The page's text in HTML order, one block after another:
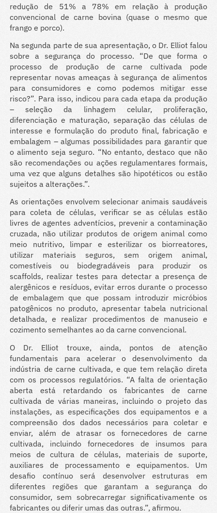
redução de 51% a 78% em relação à produção
convencional de carne bovina (quase o mesmo que
frango e porco).
Na segunda parte de sua apresentação, o Dr. Elliot falou
sobre a segurança do processo. “De que forma o
processo de produção de carne cultivada pode
representar novas ameaças à segurança de alimentos
para consumidores e como podemos mitigar esse
risco?”. Para isso, indicou para cada etapa da produção
– seleção da linhagem celular, proliferação,
diferenciação e maturação, separação das células de
interesse e formulação do produto final, fabricação e
embalagem – algumas possibilidades para garantir que
o alimento seja seguro. “No entanto, destaco que não
são recomendações ou ações regulamentares formais,
uma vez que alguns detalhes são hipotéticos ou estão
sujeitos a alterações.”.
As orientações envolvem selecionar animais saudáveis
para coleta de células, verificar se as células estão
livres de agentes adventícios, prevenir a contaminação
cruzada, não utilizar produtos de origem animal como
meio nutritivo, limpar e esterilizar os biorreatores,
utilizar materiais seguros, sem origem animal,
comestíveis ou biodegradáveis para produzir os
scaffolds, realizar testes para detectar a presença de
alergênicos e resíduos, evitar erros durante o processo
de embalagem que que possam introduzir micróbios
patogênicos no produto, apresentar tabela nutricional
detalhada, e realizar procedimentos de manuseio e
cozimento semelhantes ao da carne convencional.
O Dr. Elliot trouxe, ainda, pontos de atenção
fundamentais para acelerar o desenvolvimento da
indústria de carne cultivada, e que tem relação direta
com os processos regulatórios. “A falta de orientação
aberta está retardando os fabricantes de carne
cultivada de várias maneiras, incluindo o projeto das
instalações, as especificações dos equipamentos e a
compreensão dos dados necessários para coletar e
enviar, além de atrasar os fornecedores de carne
cultivada, incluindo fornecedores de insumos para
meios de cultura de células, materiais de suporte,
auxiliares de processamento e equipamentos. Um
desafio contínuo será desenvolver estruturas em
diferentes regiões que garantam a segurança do
consumidor, sem sobrecarregar significativamente os
fabricantes ou diferir umas das outras.”, afirmou.